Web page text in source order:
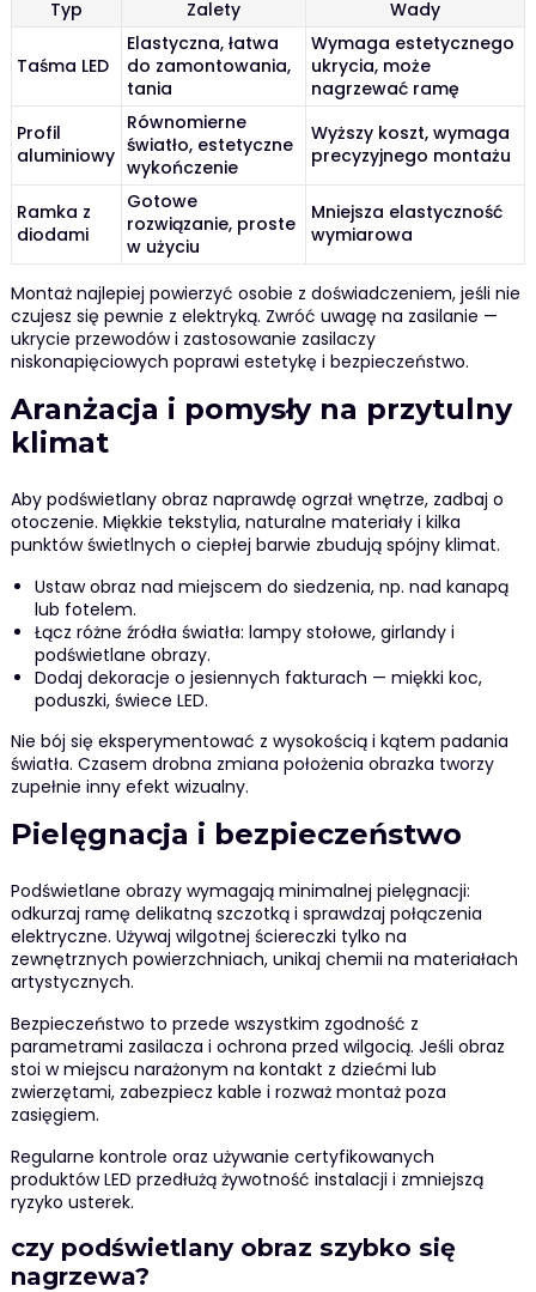
Typ
Zalety Wady
Taśma LED
Elastyczna, łatwa
do zamontowania,
tania
Wymaga estetycznego
ukrycia, może
nagrzewać ramę
Profil
aluminiowy
Równomierne
światło, estetyczne
wykończenie
Wyższy koszt, wymaga
precyzyjnego montażu
Ramka z
diodami
Gotowe
rozwiązanie, proste
w użyciu
Mniejsza elastyczność
wymiarowa
Montaż najlepiej powierzyć osobie z doświadczeniem, jeśli nie
czujesz się pewnie z elektryką. Zwróć uwagę na zasilanie —
ukrycie przewodów i zastosowanie zasilaczy
niskonapięciowych poprawi estetykę i bezpieczeństwo.
Aranżacja i pomysły na przytulny
klimat
Aby podświetlany obraz naprawdę ogrzał wnętrze, zadbaj o
otoczenie. Miękkie tekstylia, naturalne materiały i kilka
punktów świetlnych o ciepłej barwie zbudują spójny klimat.
Ustaw obraz nad miejscem do siedzenia, np. nad kanapą
lub fotelem.
Łącz różne źródła światła: lampy stołowe, girlandy i
podświetlane obrazy.
Dodaj dekoracje o jesiennych fakturach — miękki koc,
poduszki, świece LED.
Nie bój się eksperymentować z wysokością i kątem padania
światła. Czasem drobna zmiana położenia obrazka tworzy
zupełnie inny efekt wizualny.
Pielęgnacja i bezpieczeństwo
Podświetlane obrazy wymagają minimalnej pielęgnacji:
odkurzaj ramę delikatną szczotką i sprawdzaj połączenia
elektryczne. Używaj wilgotnej ściereczki tylko na
zewnętrznych powierzchniach, unikaj chemii na materiałach
artystycznych.
Bezpieczeństwo to przede wszystkim zgodność z
parametrami zasilacza i ochrona przed wilgocią. Jeśli obraz
stoi w miejscu narażonym na kontakt z dziećmi lub
zwierzętami, zabezpiecz kable i rozważ montaż poza
zasięgiem.
Regularne kontrole oraz używanie certyfikowanych
produktów LED przedłużą żywotność instalacji i zmniejszą
ryzyko usterek.
czy podświetlany obraz szybko się
nagrzewa?